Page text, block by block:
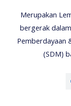
Merupakan
bergerak
Pemberdayaan
(SDM)